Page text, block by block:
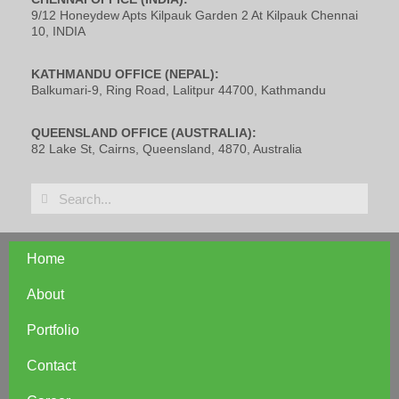
9/12 Honeydew Apts Kilpauk Garden 2 At Kilpauk Chennai
10, INDIA
KATHMANDU OFFICE (NEPAL):
Balkumari-9, Ring Road, Lalitpur 44700, Kathmandu
QUEENSLAND OFFICE (AUSTRALIA):
82 Lake St, Cairns, Queensland, 4870, Australia
Home
About
Portfolio
Contact